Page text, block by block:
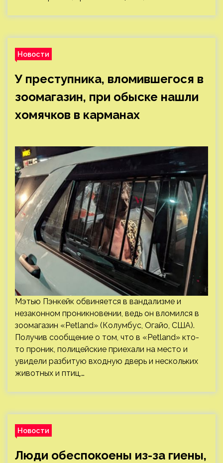
Новости
У преступника, вломившегося в
зоомагазин, при обыске нашли
хомячков в карманах
Мэтью Пэнкейк обвиняется в вандализме и
незаконном проникновении, ведь он вломился в
зоомагазин «Petland» (Колумбус, Огайо, США).
Получив сообщение о том, что в «Petland» кто-
то проник, полицейские приехали на место и
увидели разбитую входную дверь и нескольких
животных и птиц,…
Новости
Люди обеспокоены из-за гиены,